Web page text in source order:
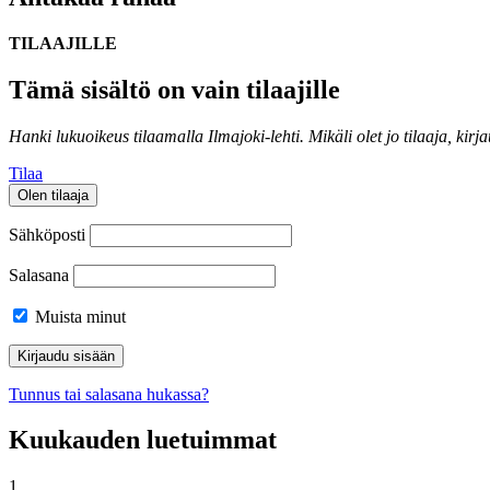
TILAAJILLE
Tämä sisältö on vain tilaajille
Hanki lukuoikeus tilaamalla Ilmajoki-lehti. Mikäli olet jo tilaaja,
Tilaa
Olen tilaaja
Sähköposti
Salasana
Muista minut
Tunnus tai salasana hukassa?
Kuukauden luetuimmat